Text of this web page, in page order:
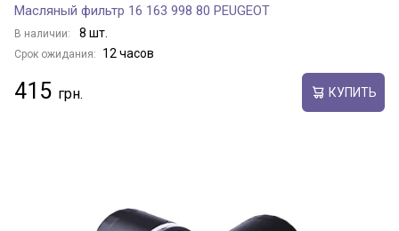
Масляный фильтр 16 163 998 80 PEUGEOT
В наличии: 8 шт.
Срок ожидания: 12 часов
415 КУПИТЬ